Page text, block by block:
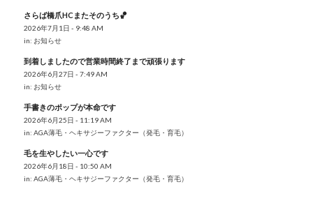
さらば橋爪HCまたそのうち🏀
2026年7月1日 - 9:48 AM
in: お知らせ
到着しましたので営業時間終了まで頑張ります
2026年6月27日 - 7:49 AM
in: お知らせ
手書きのポップが本命です
2026年6月25日 - 11:19 AM
in: AGA薄毛・ヘキサジーファクター（発毛・育毛）
毛を生やしたい一心です
2026年6月18日 - 10:50 AM
in: AGA薄毛・ヘキサジーファクター（発毛・育毛）